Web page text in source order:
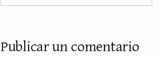
Publicar un comentario